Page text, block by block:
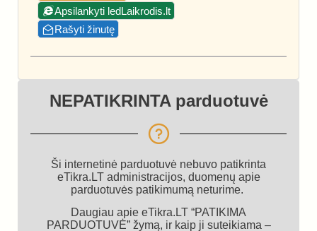
Apsilankyti ledLaikrodis.lt
Rašyti žinutę
NEPATIKRINTA parduotuvė
Ši internetinė parduotuvė nebuvo patikrinta
eTikra.LT administracijos, duomenų apie
parduotuvės patikimumą neturime.
Daugiau apie eTikra.LT “PATIKIMA
PARDUOTUVĖ” žymą, ir kaip ji suteikiama –